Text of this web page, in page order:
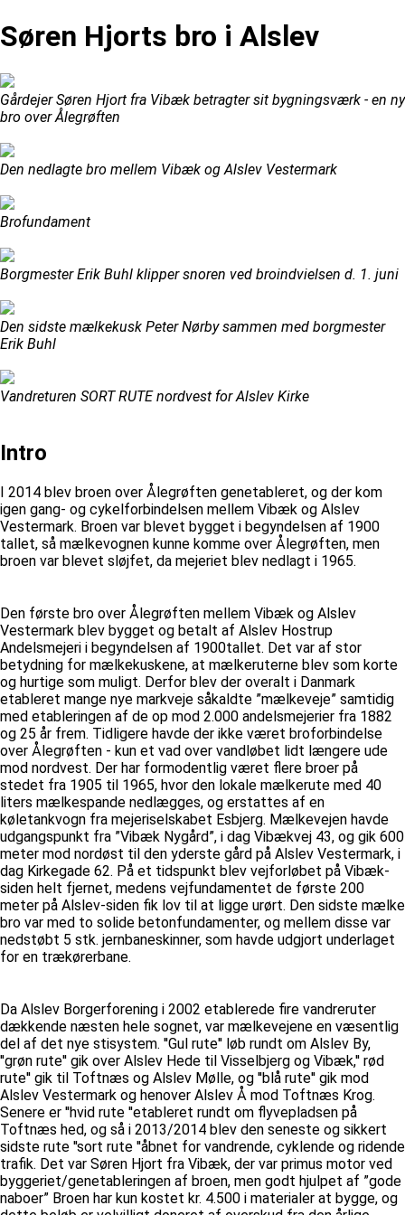
Søren Hjorts bro i Alslev
Gårdejer Søren Hjort fra Vibæk betragter sit bygningsværk - en ny
bro over Ålegrøften
Den nedlagte bro mellem Vibæk og Alslev Vestermark
Brofundament
Borgmester Erik Buhl klipper snoren ved broindvielsen d. 1. juni
Den sidste mælkekusk Peter Nørby sammen med borgmester
Erik Buhl
Vandreturen SORT RUTE nordvest for Alslev Kirke
Intro
I 2014 blev broen over Ålegrøften genetableret, og der kom
igen gang- og cykelforbindelsen mellem Vibæk og Alslev
Vestermark. Broen var blevet bygget i begyndelsen af 1900
tallet, så mælkevognen kunne komme over Ålegrøften, men
broen var blevet sløjfet, da mejeriet blev nedlagt i 1965.
Den første bro over Ålegrøften mellem Vibæk og Alslev
Vestermark blev bygget og betalt af Alslev Hostrup
Andelsmejeri i begyndelsen af 1900tallet. Det var af stor
betydning for mælkekuskene, at mælkeruterne blev som korte
og hurtige som muligt. Derfor blev der overalt i Danmark
etableret mange nye markveje såkaldte ”mælkeveje” samtidig
med etableringen af de op mod 2.000 andelsmejerier fra 1882
og 25 år frem. Tidligere havde der ikke været broforbindelse
over Ålegrøften - kun et vad over vandløbet lidt længere ude
mod nordvest. Der har formodentlig været flere broer på
stedet fra 1905 til 1965, hvor den lokale mælkerute med 40
liters mælkespande nedlægges, og erstattes af en
køletankvogn fra mejeriselskabet Esbjerg. Mælkevejen havde
udgangspunkt fra ”Vibæk Nygård”, i dag Vibækvej 43, og gik 600
meter mod nordøst til den yderste gård på Alslev Vestermark, i
dag Kirkegade 62. På et tidspunkt blev vejforløbet på Vibæk-
siden helt fjernet, medens vejfundamentet de første 200
meter på Alslev-siden fik lov til at ligge urørt. Den sidste mælke
bro var med to solide betonfundamenter, og mellem disse var
nedstøbt 5 stk. jernbaneskinner, som havde udgjort underlaget
for en trækørerbane.
Da Alslev Borgerforening i 2002 etablerede fire vandreruter
dækkende næsten hele sognet, var mælkevejene en væsentlig
del af det nye stisystem. ''Gul rute'' løb rundt om Alslev By,
''grøn rute'' gik over Alslev Hede til Visselbjerg og Vibæk,'' rød
rute'' gik til Toftnæs og Alslev Mølle, og ''blå rute'' gik mod
Alslev Vestermark og henover Alslev Å mod Toftnæs Krog.
Senere er ''hvid rute ''etableret rundt om flyvepladsen på
Toftnæs hed, og så i 2013/2014 blev den seneste og sikkert
sidste rute ''sort rute ''åbnet for vandrende, cyklende og ridende
trafik. Det var Søren Hjort fra Vibæk, der var primus motor ved
byggeriet/genetableringen af broen, men godt hjulpet af ”gode
naboer” Broen har kun kostet kr. 4.500 i materialer at bygge, og